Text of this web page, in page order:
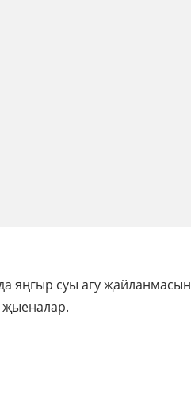
яңгыр суы агу
җыеналар.